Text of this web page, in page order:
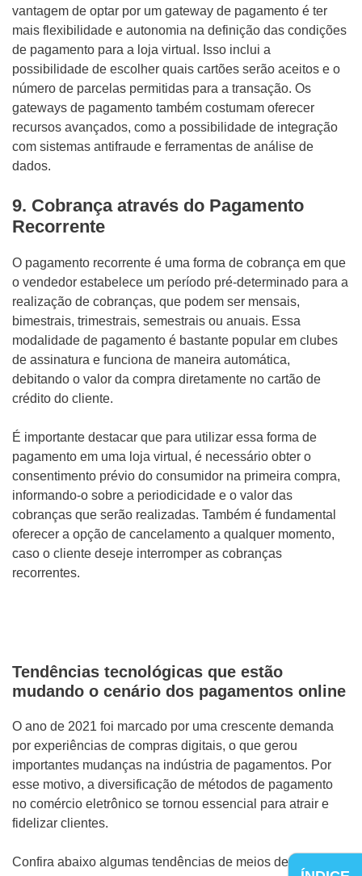
vantagem de optar por um gateway de pagamento é ter
mais flexibilidade e autonomia na definição das condições
de pagamento para a loja virtual. Isso inclui a
possibilidade de escolher quais cartões serão aceitos e o
número de parcelas permitidas para a transação. Os
gateways de pagamento também costumam oferecer
recursos avançados, como a possibilidade de integração
com sistemas antifraude e ferramentas de análise de
dados.
9. Cobrança através do Pagamento
Recorrente
O pagamento recorrente é uma forma de cobrança em que
o vendedor estabelece um período pré-determinado para a
realização de cobranças, que podem ser mensais,
bimestrais, trimestrais, semestrais ou anuais. Essa
modalidade de pagamento é bastante popular em clubes
de assinatura e funciona de maneira automática,
debitando o valor da compra diretamente no cartão de
crédito do cliente.
É importante destacar que para utilizar essa forma de
pagamento em uma loja virtual, é necessário obter o
consentimento prévio do consumidor na primeira compra,
informando-o sobre a periodicidade e o valor das
cobranças que serão realizadas. Também é fundamental
oferecer a opção de cancelamento a qualquer momento,
caso o cliente deseje interromper as cobranças
recorrentes.
Tendências tecnológicas que estão
mudando o cenário dos pagamentos online
O ano de 2021 foi marcado por uma crescente demanda
por experiências de compras digitais, o que gerou
importantes mudanças na indústria de pagamentos. Por
esse motivo, a diversificação de métodos de pagamento
no comércio eletrônico se tornou essencial para atrair e
fidelizar clientes.
Confira abaixo algumas tendências de meios de